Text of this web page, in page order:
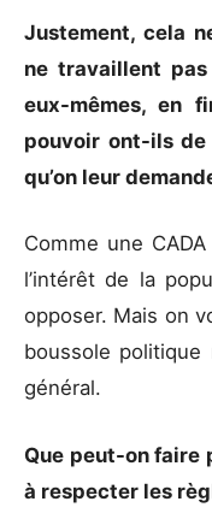
Justement, cela
ne travaillent
eux-mêmes, en
pouvoir ont-ils
qu’on leur
Comme une
l’intérêt de la
opposer. Mais on
boussole politique
général.
Que peut-on faire
à respecter les